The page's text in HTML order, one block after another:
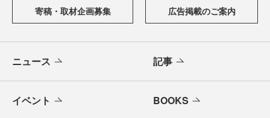
寄稿・取材企画募集 広告掲載のご案内
ニュース 記事
イベント BOOKS